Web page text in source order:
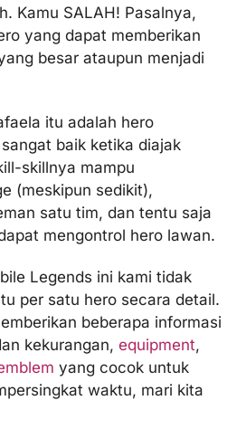
Kamu SALAH! Pasalnya,
yang dapat memberikan
besar ataupun menjadi
itu adalah hero
baik ketika diajak
skillnya mampu
(meskipun sedikit),
satu tim, dan tentu saja
mengontrol hero lawan.
Legends ini kami tidak
per satu hero secara detail.
beberapa informasi
kekurangan, equipment,
yang cocok untuk
waktu, mari kita